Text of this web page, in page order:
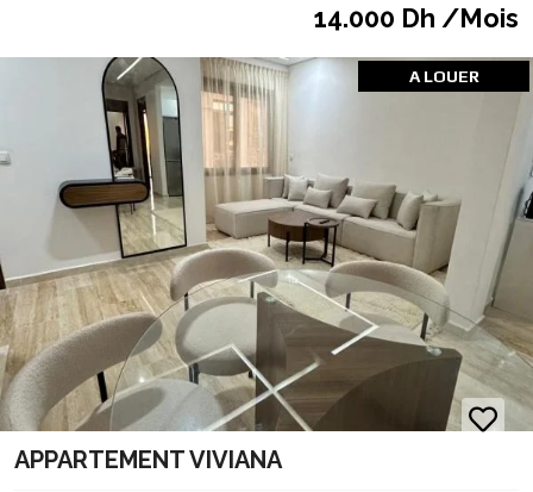
14.000 Dh /Mois
A LOUER
APPARTEMENT VIVIANA